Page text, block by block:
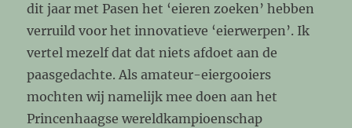
dit jaar met Pasen het ‘eieren zoeken’ hebben
verruild voor het innovatieve ‘eierwerpen’. Ik
vertel mezelf dat dat niets afdoet aan de
paasgedachte. Als amateur-eiergooiers
mochten wij namelijk mee doen aan het
Princenhaagse wereldkampioenschap